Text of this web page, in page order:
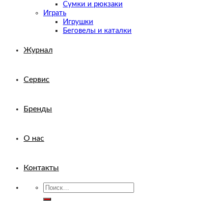
Сумки и рюкзаки
Играть
Игрушки
Беговелы и каталки
Журнал
Сервис
Бренды
О нас
Контакты
Искать: